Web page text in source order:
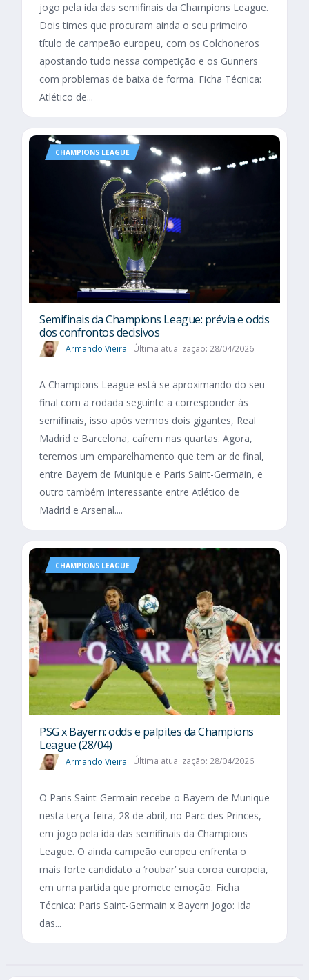
jogo pela ida das semifinais da Champions League.
Dois times que procuram ainda o seu primeiro
título de campeão europeu, com os Colchoneros
apostando tudo nessa competição e os Gunners
com problemas de baixa de forma. Ficha Técnica:
Atlético de...
CHAMPIONS LEAGUE
Semifinais da Champions League: prévia e odds
dos confrontos decisivos
Armando Vieira Última atualização: 28/04/2026
A Champions League está se aproximando do seu
final com a rodada seguinte a corresponder às
semifinais, isso após vermos dois gigantes, Real
Madrid e Barcelona, caírem nas quartas. Agora,
teremos um emparelhamento que tem ar de final,
entre Bayern de Munique e Paris Saint-Germain, e
outro também interessante entre Atlético de
Madrid e Arsenal....
CHAMPIONS LEAGUE
PSG x Bayern: odds e palpites da Champions
League (28/04)
Armando Vieira Última atualização: 28/04/2026
O Paris Saint-Germain recebe o Bayern de Munique
nesta terça-feira, 28 de abril, no Parc des Princes,
em jogo pela ida das semifinais da Champions
League. O ainda campeão europeu enfrenta o
mais forte candidato a ‘roubar’ sua coroa europeia,
em uma partida que promete emoção. Ficha
Técnica: Paris Saint-Germain x Bayern Jogo: Ida
das...